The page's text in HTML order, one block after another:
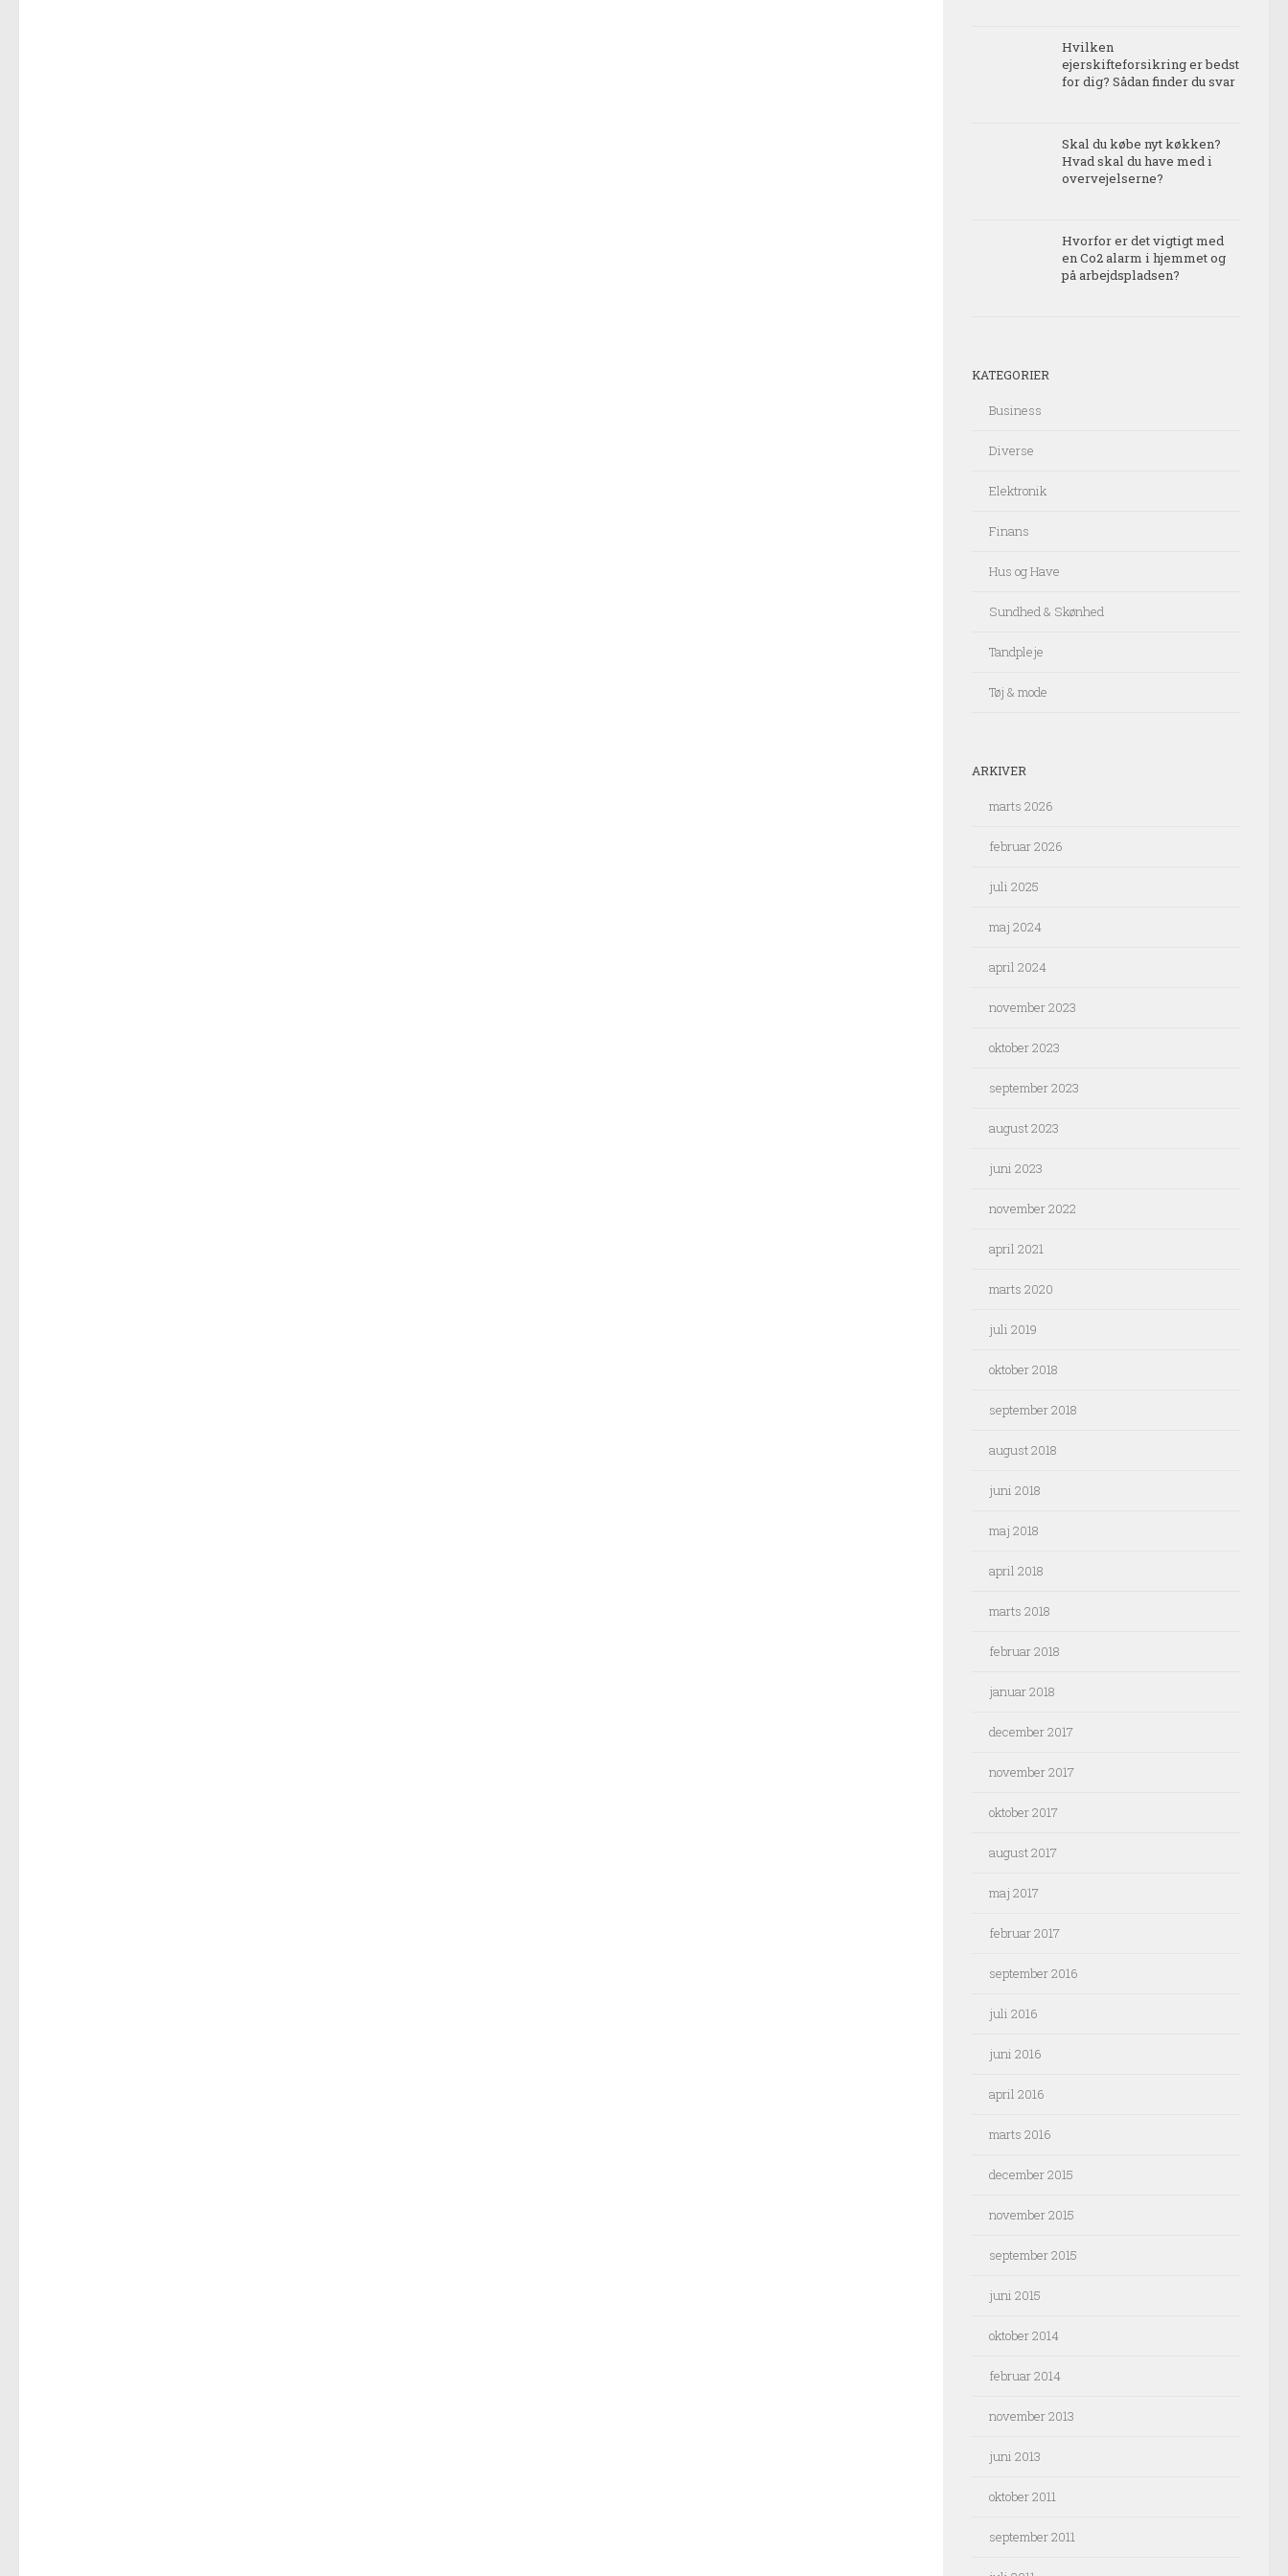
Hvilken
ejerskifteforsikring er bedst
for dig? Sådan finder du svar
Skal du købe nyt køkken?
Hvad skal du have med i
overvejelserne?
Hvorfor er det vigtigt med
en Co2 alarm i hjemmet og
på arbejdspladsen?
KATEGORIER
Business
Diverse
Elektronik
Finans
Hus og Have
Sundhed & Skønhed
Tandpleje
Tøj & mode
ARKIVER
marts 2026
februar 2026
juli 2025
maj 2024
april 2024
november 2023
oktober 2023
september 2023
august 2023
juni 2023
november 2022
april 2021
marts 2020
juli 2019
oktober 2018
september 2018
august 2018
juni 2018
maj 2018
april 2018
marts 2018
februar 2018
januar 2018
december 2017
november 2017
oktober 2017
august 2017
maj 2017
februar 2017
september 2016
juli 2016
juni 2016
april 2016
marts 2016
december 2015
november 2015
september 2015
juni 2015
oktober 2014
februar 2014
november 2013
juni 2013
oktober 2011
september 2011